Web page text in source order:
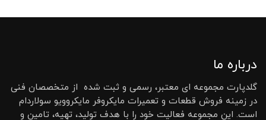
درباره ما
گلدپارت مجموعه ای معتبر، رسمی و ثبت شده از متخصصان فنی
در زمینه فروش قطعات و تعمیرات مایکروفر مایکروویو سولاردام
است. این مجموعه فعالیت خود را با هدف تولید، تهیه، تامین و